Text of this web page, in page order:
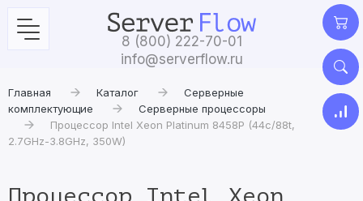
8 (800) 222-70-01
info@serverflow.ru
Главная Каталог
Серверные
комплектующие
Серверные процессоры
Процессор Intel Xeon Platinum 8458P (44c/88t,
2.7GHz-3.8GHz, 350W)